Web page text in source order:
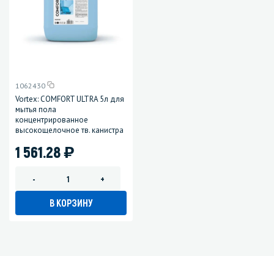
1062430
Vortex: COMFORT ULTRA 5л для
мытья пола
концентрированное
высокощелочное тв. канистра
1 561.28)
- +
В КОРЗИНУ